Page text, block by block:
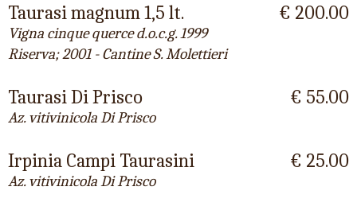
Taurasi magnum 1,5 lt.
Vigna cinque querce d.o.c.g. 1999
Riserva; 2001 - Cantine S. Molettieri
€ 200.00
Taurasi Di Prisco
Az. vitivinicola Di Prisco
€ 55.00
Irpinia Campi Taurasini
Az. vitivinicola Di Prisco
€ 25.00